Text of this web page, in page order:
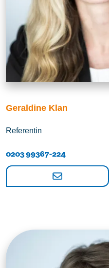
Geraldine Klan
Referentin
0203 99367-224